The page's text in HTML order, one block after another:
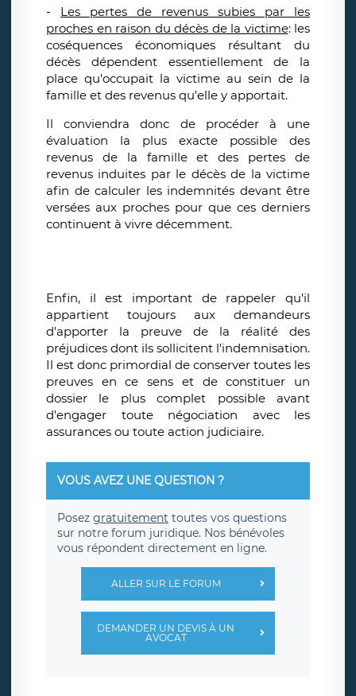
- Les pertes de revenus subies par les
proches en raison du décès de la victime: les
coséquences économiques résultant du
décès dépendent essentiellement de la
place qu'occupait la victime au sein de la
famille et des revenus qu'elle y apportait.
Il conviendra donc de procéder à une
évaluation la plus exacte possible des
revenus de la famille et des pertes de
revenus induites par le décès de la victime
afin de calculer les indemnités devant être
versées aux proches pour que ces derniers
continuent à vivre décemment.
Enfin, il est important de rappeler qu'il
appartient toujours aux demandeurs
d'apporter la preuve de la réalité des
préjudices dont ils sollicitent l'indemnisation.
Il est donc primordial de conserver toutes les
preuves en ce sens et de constituer un
dossier le plus complet possible avant
d'engager toute négociation avec les
assurances ou toute action judiciaire.
VOUS AVEZ UNE QUESTION ?
Posez gratuitement toutes vos questions
sur notre forum juridique. Nos bénévoles
vous répondent directement en ligne.
ALLER SUR LE FORUM
DEMANDER UN DEVIS À UN
AVOCAT